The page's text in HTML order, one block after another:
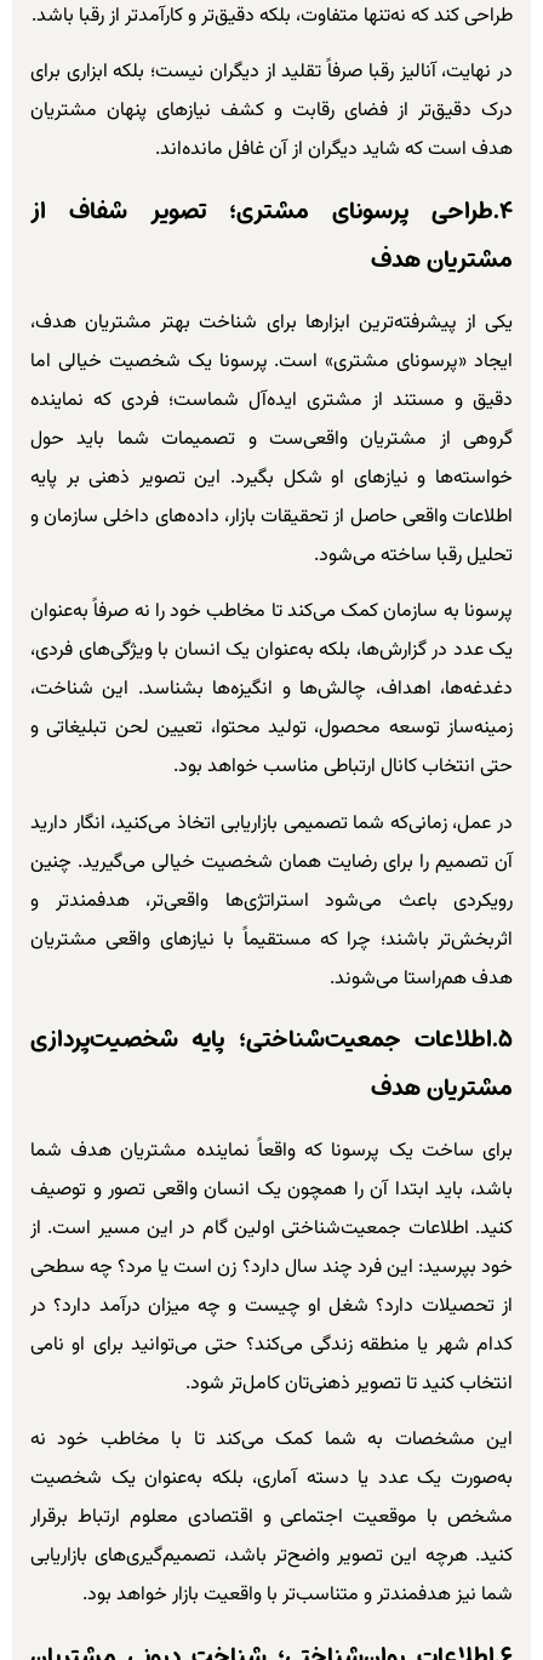
طراحی کند که نه‌تنها متفاوت، بلکه دقیق‌تر و کارآمدتر از رقبا باشد.
در نهایت، آنالیز رقبا صرفاً تقلید از دیگران نیست؛ بلکه ابزاری برای
درک دقیق‌تر از فضای رقابت و کشف نیازهای پنهان مشتریان
هدف است که شاید دیگران از آن غافل مانده‌اند.
۴.طراحی پرسونای مشتری؛ تصویر شفاف از
مشتریان هدف
یکی از پیشرفته‌ترین ابزارها برای شناخت بهتر مشتریان هدف،
ایجاد «پرسونای مشتری» است. پرسونا یک شخصیت خیالی اما
دقیق و مستند از مشتری ایده‌آل شماست؛ فردی که نماینده
گروهی از مشتریان واقعی‌ست و تصمیمات شما باید حول
خواسته‌ها و نیازهای او شکل بگیرد. این تصویر ذهنی بر پایه
اطلاعات واقعی حاصل از تحقیقات بازار، داده‌های داخلی سازمان و
تحلیل رقبا ساخته می‌شود.
پرسونا به سازمان کمک می‌کند تا مخاطب خود را نه صرفاً به‌عنوان
یک عدد در گزارش‌ها، بلکه به‌عنوان یک انسان با ویژگی‌های فردی،
دغدغه‌ها، اهداف، چالش‌ها و انگیزه‌ها بشناسد. این شناخت،
زمینه‌ساز توسعه محصول، تولید محتوا، تعیین لحن تبلیغاتی و
حتی انتخاب کانال ارتباطی مناسب خواهد بود.
در عمل، زمانی‌که شما تصمیمی بازاریابی اتخاذ می‌کنید، انگار دارید
آن تصمیم را برای رضایت همان شخصیت خیالی می‌گیرید. چنین
رویکردی باعث می‌شود استراتژی‌ها واقعی‌تر، هدفمندتر و
اثربخش‌تر باشند؛ چرا که مستقیماً با نیازهای واقعی مشتریان
هدف هم‌راستا می‌شوند.
۵.اطلاعات جمعیت‌شناختی؛ پایه شخصیت‌پردازی
مشتریان هدف
برای ساخت یک پرسونا که واقعاً نماینده مشتریان هدف شما
باشد، باید ابتدا آن را همچون یک انسان واقعی تصور و توصیف
کنید. اطلاعات جمعیت‌شناختی اولین گام در این مسیر است. از
خود بپرسید: این فرد چند سال دارد؟ زن است یا مرد؟ چه سطحی
از تحصیلات دارد؟ شغل او چیست و چه میزان درآمد دارد؟ در
کدام شهر یا منطقه زندگی می‌کند؟ حتی می‌توانید برای او نامی
انتخاب کنید تا تصویر ذهنی‌تان کامل‌تر شود.
این مشخصات به شما کمک می‌کند تا با مخاطب خود نه
به‌صورت یک عدد یا دسته آماری، بلکه به‌عنوان یک شخصیت
مشخص با موقعیت اجتماعی و اقتصادی معلوم ارتباط برقرار
کنید. هرچه این تصویر واضح‌تر باشد، تصمیم‌گیری‌های بازاریابی
شما نیز هدفمندتر و متناسب‌تر با واقعیت بازار خواهد بود.